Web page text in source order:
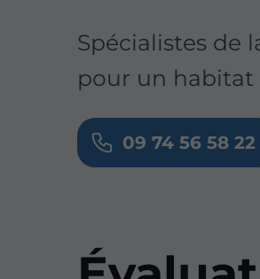
Spécialistes de
pour un habitat
09 74 56 58 22